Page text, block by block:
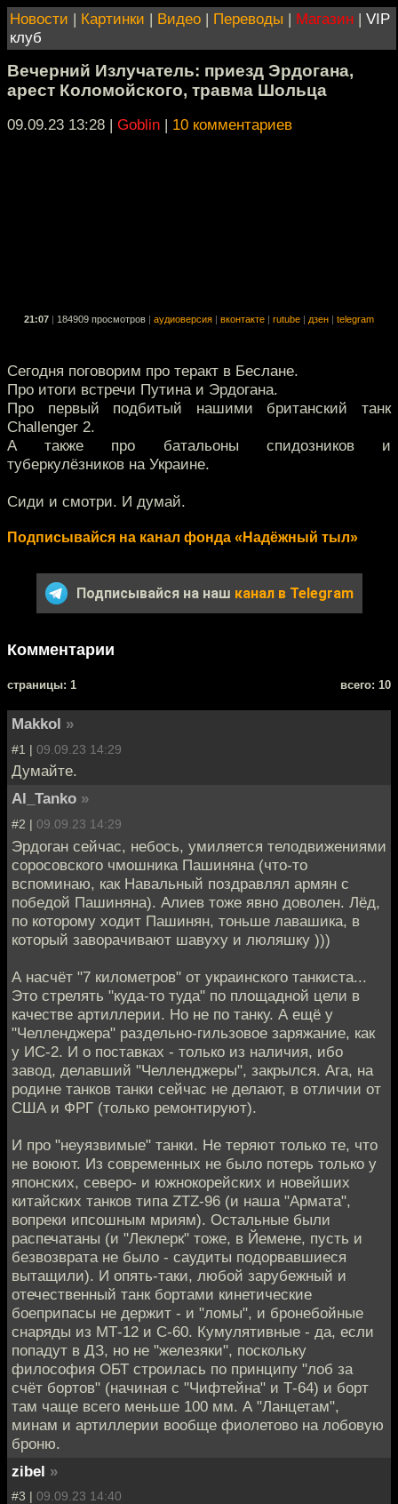
Новости | Картинки | Видео | Переводы | Магазин | VIP
клуб
Вечерний Излучатель: приезд Эрдогана,
арест Коломойского, травма Шольца
09.09.23 13:28 | Goblin | 10 комментариев
21:07 184909 просмотров аудиоверсия вконтакте rutube дзен telegram
Сегодня поговорим про теракт в Беслане.
Про итоги встречи Путина и Эрдогана.
Про первый подбитый нашими британский танк
Challenger 2.
А также про батальоны спидозников и
туберкулёзников на Украине.
Сиди и смотри. И думай.
Подписывайся на канал фонда «Надёжный тыл»
Подписывайся на наш канал в Telegram
Комментарии
cтраницы: 1 всего: 10
Makkol »
#1 | 09.09.23 14:29
Думайте.
Al_Tanko »
#2 | 09.09.23 14:29
Эрдоган сейчас, небось, умиляется телодвижениями
соросовского чмошника Пашиняна (что-то
вспоминаю, как Навальный поздравлял армян с
победой Пашиняна). Алиев тоже явно доволен. Лёд,
по которому ходит Пашинян, тоньше лавашика, в
который заворачивают шавуху и люляшку )))
А насчёт "7 километров" от украинского танкиста...
Это стрелять "куда-то туда" по площадной цели в
качестве артиллерии. Но не по танку. А ещё у
"Челленджера" раздельно-гильзовое заряжание, как
у ИС-2. И о поставках - только из наличия, ибо
завод, делавший "Челленджеры", закрылся. Ага, на
родине танков танки сейчас не делают, в отличии от
США и ФРГ (только ремонтируют).
И про "неуязвимые" танки. Не теряют только те, что
не воюют. Из современных не было потерь только у
японских, северо- и южнокорейских и новейших
китайских танков типа ZTZ-96 (и наша "Армата",
вопреки ипсошным мриям). Остальные были
распечатаны (и "Леклерк" тоже, в Йемене, пусть и
безвозврата не было - саудиты подорвавшиеся
вытащили). И опять-таки, любой зарубежный и
отечественный танк бортами кинетические
боеприпасы не держит - и "ломы", и бронебойные
снаряды из МТ-12 и С-60. Кумулятивные - да, если
попадут в ДЗ, но не "железяки", поскольку
философия ОБТ строилась по принципу "лоб за
счёт бортов" (начиная с "Чифтейна" и Т-64) и борт
там чаще всего меньше 100 мм. А "Ланцетам",
минам и артиллерии вообще фиолетово на лобовую
броню.
zibel »
#3 | 09.09.23 14:40